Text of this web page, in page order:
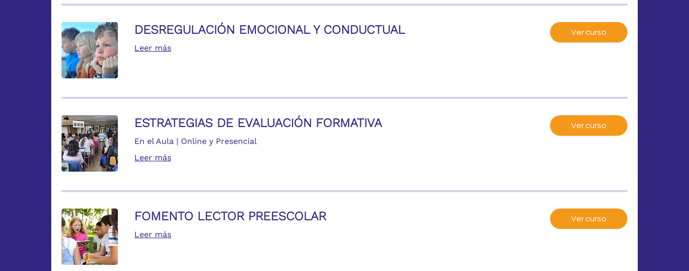
DESREGULACIÓN EMOCIONAL Y CONDUCTUAL
Leer más
Ver curso
ESTRATEGIAS DE EVALUACIÓN FORMATIVA
En el Aula | Online y Presencial
Leer más
Ver curso
FOMENTO LECTOR PREESCOLAR
Leer más
Ver curso